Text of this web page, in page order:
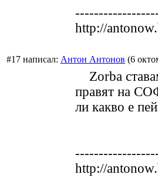
http://
#17 написал: Антон Антонов (6
Zorba
правят на
ли какво е
http://